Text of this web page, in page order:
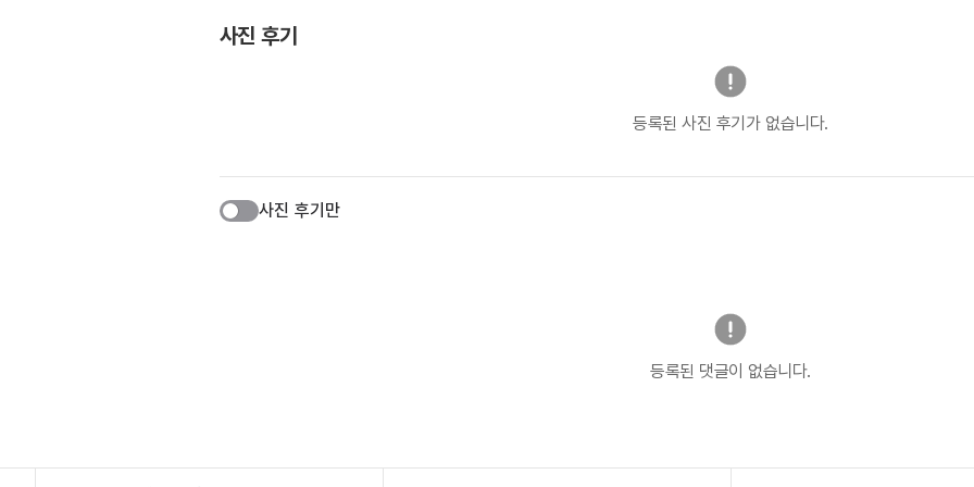
사진 후기
등록된 사진 후기가 없습니다.
사진 후기만
등록된 댓글이 없습니다.